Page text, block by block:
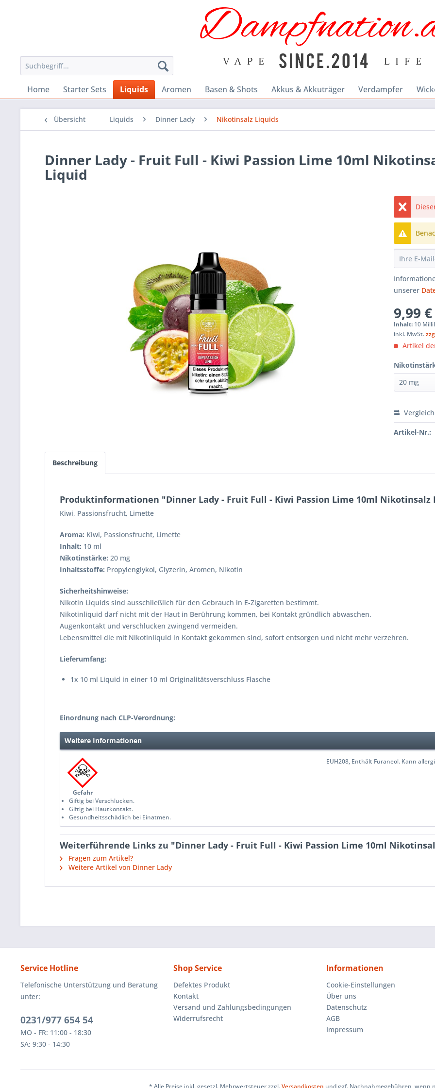
Home Starter Sets Liquids Aromen Basen & Shots Akkus & Akkuträger Verdampfer
Übersicht Liquids Dinner Lady Nikotinsalz Liquids
Dinner Lady - Fruit Full - Kiwi Passion Lime 10ml
Liquid
unserer
9,99
Inhalt: 10
inkl. MwSt.
Artikel
Artikel-Nr.:
Beschreibung
Produktinformationen "Dinner Lady - Fruit Full - Kiwi Passion Lime 10ml Nikotinsalz
Kiwi, Passionsfrucht, Limette
Aroma: Kiwi, Passionsfrucht, Limette
Inhalt: 10 ml
Nikotinstärke: 20 mg
Inhaltsstoffe: Propylenglykol, Glyzerin, Aromen, Nikotin
Sicherheitshinweise:
Nikotin Liquids sind ausschließlich für den Gebrauch in E-Zigaretten bestimmt.
Nikotinliquid darf nicht mit der Haut in Berührung kommen, bei Kontakt gründlich abwaschen.
Augenkontakt und verschlucken zwingend vermeiden.
Lebensmittel die mit Nikotinliquid in Kontakt gekommen sind, sofort entsorgen und nicht mehr verzehren.
Lieferumfang:
1x 10 ml Liquid in einer 10 ml Originalitätsverschluss Flasche
Einordnung nach CLP-Verordnung:
Weitere Informationen
Gefahr
EUH208, Enthält Furaneol. Kann
Giftig bei Verschlucken.
Giftig bei Hautkontakt.
Gesundheitsschädlich bei Einatmen.
Weiterführende Links zu "Dinner Lady - Fruit Full - Kiwi Passion Lime 10ml
Fragen zum Artikel?
Weitere Artikel von Dinner Lady
Service Hotline
Telefonische Unterstützung und Beratung
unter:
0231/977 654 54
MO - FR: 11:00 - 18:30
SA: 9:30 - 14:30
Shop Service
Defektes Produkt
Kontakt
Versand und Zahlungsbedingungen
Widerrufsrecht
Informationen
Cookie-Einstellungen
Über uns
Datenschutz
AGB
Impressum
* Alle Preise inkl. gesetzl. Mehrwertsteuer zzgl. Versandkosten und ggf. Nachnahmegebühren, wenn